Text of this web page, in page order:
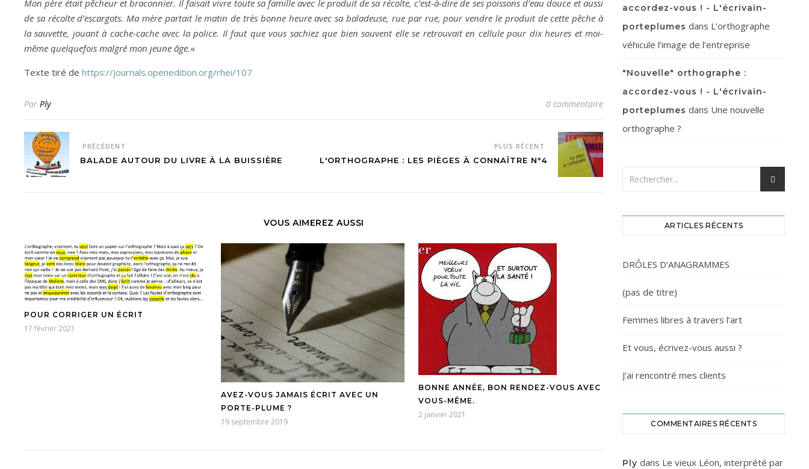
Mon père était pêcheur et braconnier. Il faisait vivre toute sa famille avec le produit de sa récolte, c’est-à-dire de ses poissons d’eau douce et aussi
de sa récolte d’escargots. Ma mère partait le matin de très bonne heure avec sa baladeuse, rue par rue, pour vendre le produit de cette pêche à
la sauvette, jouant à cache-cache avec la police. Il faut que vous sachiez que bien souvent elle se retrouvait en cellule pour dix heures et moi-
même quelquefois malgré mon jeune âge.«
Texte tiré de https://journals.openedition.org/rhei/107
Par Ply 0 commentaire
PRÉCÉDENT
BALADE AUTOUR DU LIVRE À LA BUISSIÈRE
PLUS RÉCENT
L'ORTHOGRAPHE : LES PIÈGES À CONNAÎTRE N°4
VOUS AIMEREZ AUSSI
POUR CORRIGER UN ÉCRIT
17 février 2021
AVEZ-VOUS JAMAIS ÉCRIT AVEC UN
PORTE-PLUME ?
19 septembre 2019
BONNE ANNÉE, BON RENDEZ-VOUS AVEC
VOUS-MÊME.
2 janvier 2021
accordez-vous ! - L'écrivain-
porteplumes dans L’orthographe
véhicule l’image de l’entreprise
"Nouvelle" orthographe :
accordez-vous ! - L'écrivain-
porteplumes dans Une nouvelle
orthographe ?
ARTICLES RÉCENTS
DRÔLES D’ANAGRAMMES
(pas de titre)
Femmes libres à travers l’art
Et vous, écrivez-vous aussi ?
J’ai rencontré mes clients
COMMENTAIRES RÉCENTS
Ply dans Le vieux Léon, interprété par